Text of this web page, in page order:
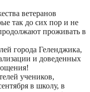
ветеранов
так до сих пор и не
проживать в
города Геленджика,
и доведенных
учеников,
в школу, в